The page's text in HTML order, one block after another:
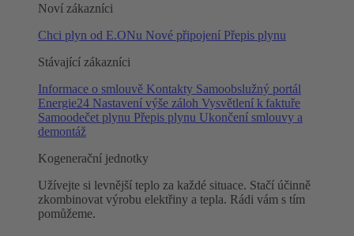
Noví zákazníci
Chci plyn od E.ONu Nové připojení Přepis plynu
Stávající zákazníci
Informace o smlouvě Kontakty Samoobslužný portál
Energie24 Nastavení výše záloh Vysvětlení k faktuře
Samoodečet plynu Přepis plynu Ukončení smlouvy a
demontáž
Kogenerační jednotky
Užívejte si levnější teplo za každé situace. Stačí účinně
zkombinovat výrobu elektřiny a tepla. Rádi vám s tím
pomůžeme.